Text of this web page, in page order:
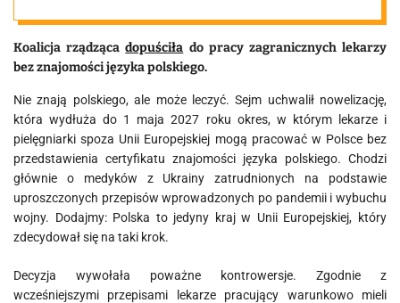
Koalicja rządzącadopuściła do pracy zagranicznych lekarzy
bez znajomości języka polskiego.
Nie znają polskiego, ale może leczyć. Sejm uchwalił nowelizację,
która wydłuża do 1 maja 2027 roku okres, w którym lekarze i
pielęgniarki spoza Unii Europejskiej mogą pracować w Polsce bez
przedstawienia certyfikatu znajomości języka polskiego. Chodzi
głównie o medyków z Ukrainy zatrudnionych na podstawie
uproszczonych przepisów wprowadzonych po pandemii i wybuchu
wojny. Dodajmy: Polska to jedyny kraj w Unii Europejskiej, który
zdecydował się na taki krok.
Decyzja wywołała poważne kontrowersje. Zgodnie z
wcześniejszymi przepisami lekarze pracujący warunkowo mieli